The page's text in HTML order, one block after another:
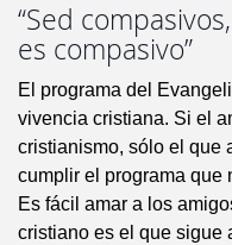
“Sed
es compasivo”
El programa del
vivencia cristiana. Si el
cristianismo, sólo el que
cumplir el programa que
Es fácil amar a los
cristiano es el que sigue